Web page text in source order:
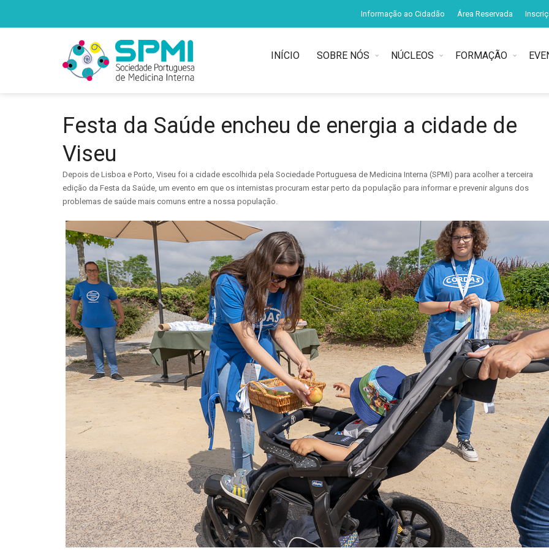
Informação ao Cidadão Área Reservada
INÍCIO SOBRE NÓS NÚCLEOS FORMAÇÃO
Festa da Saúde encheu de energia a cidade de
Viseu
Depois de Lisboa e Porto, Viseu foi a cidade escolhida pela Sociedade Portuguesa de Medicina Interna (SPMI) para acolher a terceira
edição da Festa da Saúde, um evento em que os internistas procuram estar perto da população para informar e prevenir alguns dos
problemas de saúde mais comuns entre a nossa população.